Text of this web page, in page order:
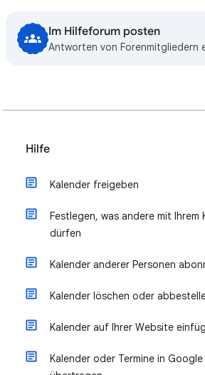
Im Hilfeforum posten
Antworten von Forenmitgliedern
Hilfe
Kalender freigeben
Festlegen, was andere mit Ihrem
dürfen
Kalender anderer Personen
Kalender löschen oder
Kalender auf Ihrer Website
Kalender oder Termine in